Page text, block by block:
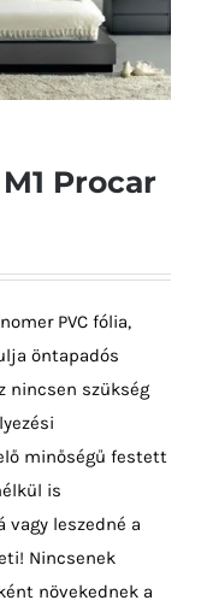
Procar
PVC fólia,
öntapadós
nincsen szükség
minőségű festett
is
leszedné a
Nincsenek
növekednek a